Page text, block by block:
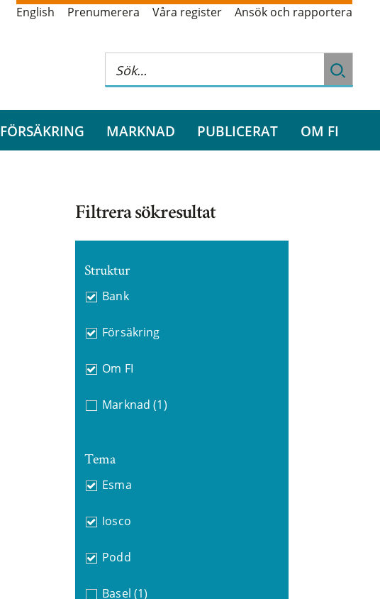
English Prenumerera Våra register Ansök och rapportera
FÖRSÄKRING MARKNAD PUBLICERAT OM FI
Filtrera sökresultat
Struktur
Bank
Försäkring
Om FI
Marknad (1)
Tema
Esma
Iosco
Podd
Basel (1)